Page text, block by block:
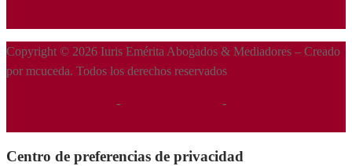
Copyright © 2026 Iuris Emérita Abogados & Mediadores – Creado
por mcuceda. Todos los derechos reservados
- -
Centro de preferencias de privacidad